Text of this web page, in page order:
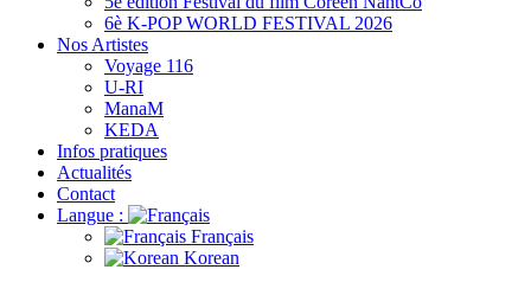
6è K-POP WORLD FESTIVAL 2026
Nos Artistes
Voyage 116
U-RI
ManaM
KEDA
Infos pratiques
Actualités
Contact
Langue :
Français
Korean